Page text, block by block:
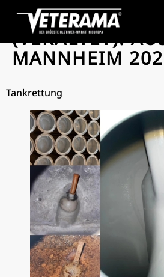
PARTNER
(VERALTET):
MANNHEIM
Tankrettung